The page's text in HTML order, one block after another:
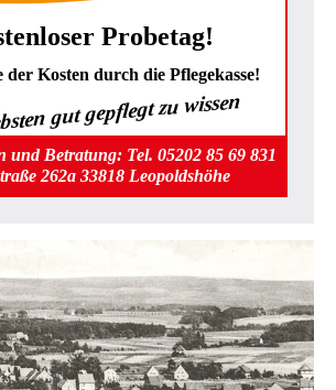
Probetag!
der Kosten durch die Pflegekasse!
gut gepflegt zu wissen
und Betratung: Tel. 05202 85 69 831
262a 33818 Leopoldshöhe